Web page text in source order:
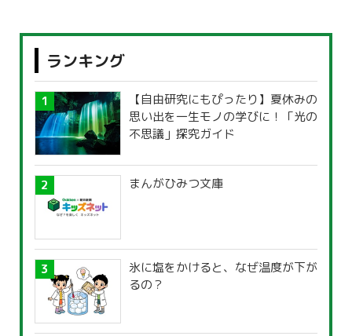
ランキング
【自由研究にもぴったり】夏休みの
思い出を一生モノの学びに！「光の
不思議」探究ガイド
まんがひみつ文庫
氷に塩をかけると、なぜ温度が下が
るの？